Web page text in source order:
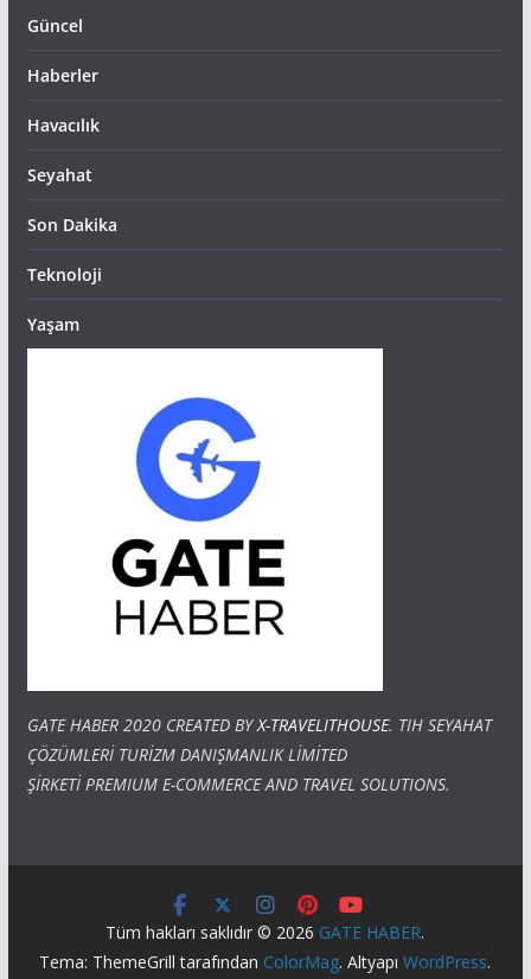
Güncel
Haberler
Havacılık
Seyahat
Son Dakika
Teknoloji
Yaşam
GATE HABER 2020 CREATED BYX-TRAVELITHOUSE. TIH SEYAHAT
ÇÖZÜMLERİ TURİZM DANIŞMANLIK LİMİTED
ŞİRKETİ PREMIUM E-COMMERCE AND TRAVEL SOLUTIONS.
Tüm hakları saklıdır © 2026 GATE HABER.
Tema: ThemeGrill tarafından ColorMag. AltyapıWordPress.